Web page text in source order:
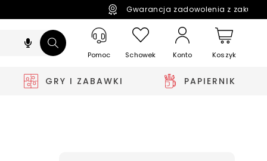
Gwarancja zadowolenia z
Pomoc Schowek Konto Koszyk
GRY I ZABAWKI PAPIERNIK